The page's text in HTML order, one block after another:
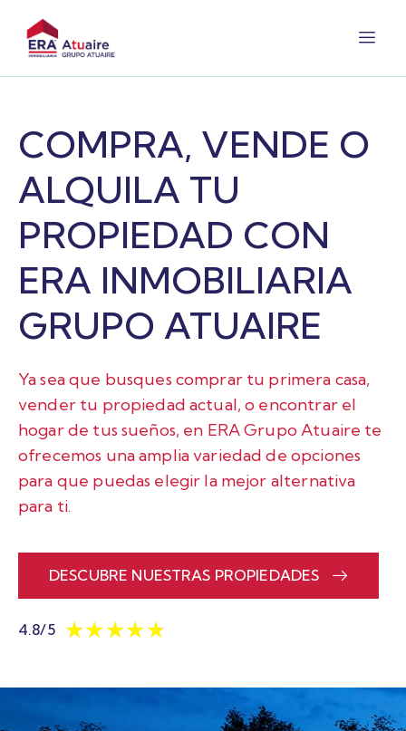
COMPRA, VENDE O
ALQUILA TU
PROPIEDAD CON
ERA INMOBILIARIA
GRUPO ATUAIRE
Ya sea que busques comprar tu primera casa,
vender tu propiedad actual, o encontrar el
hogar de tus sueños, en ERA Grupo Atuaire te
ofrecemos una amplia variedad de opciones
para que puedas elegir la mejor alternativa
para ti.
DESCUBRE NUESTRAS PROPIEDADES
4.8/5 ★★★★★